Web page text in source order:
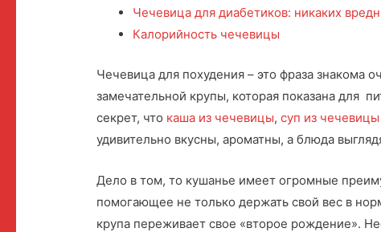
Чечевица для диабетиков: никаких
Калорийность чечевицы
Чечевица для похудения – это фраза
замечательной крупы, которая показана для
секрет, что каша из чечевицы,суп из
удивительно вкусны, ароматны, а блюда
Дело в том, то кушанье имеет огромные
помогающее не только держать свой вес в
крупа переживает свое «второе рождение».